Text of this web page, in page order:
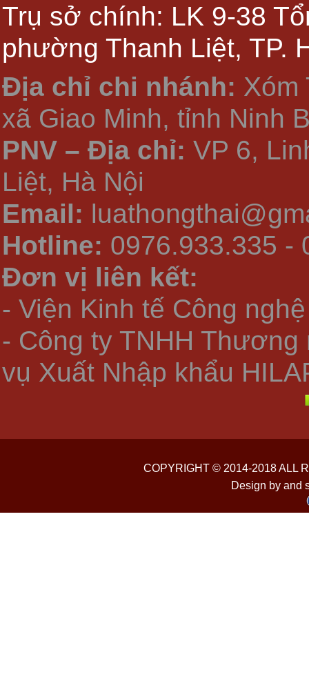
Trụ sở chính: LK 9-38
phường Thanh Liệt, TP.
Địa chỉ chi nhánh: Xóm
xã Giao Minh, tỉnh Ninh
PNV – Địa chỉ: VP 6,
Liệt, Hà Nội
Email:
Hotline: 0976.933.335 -
Đơn vị liên kết:
- Viện Kinh tế Công
- Công ty TNHH Thương
vụ Xuất Nhập khẩu
COPYRIGHT © 2014-2018 ALL
Design by and